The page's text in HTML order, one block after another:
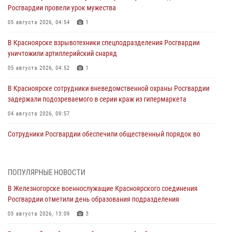
Росгвардии провели урок мужества
05 августа 2026, 04:54 1
В Красноярске взрывотехники спецподразделения Росгвардии
уничтожили артиллерийский снаряд
05 августа 2026, 04:52 1
В Красноярске сотрудники вневедомственной охраны Росгвардии
задержали подозреваемого в серии краж из гипермаркета
04 августа 2026, 09:57
Сотрудники Росгвардии обеспечили общественный порядок во
в серии краж из супермаркета
04 августа 2026, 06:50
ПОПУЛЯРНЫЕ НОВОСТИ
В Железногорске военнослужащие Красноярского соединения
Росгвардии отметили день образования подразделения
03 августа 2026, 13:09 3